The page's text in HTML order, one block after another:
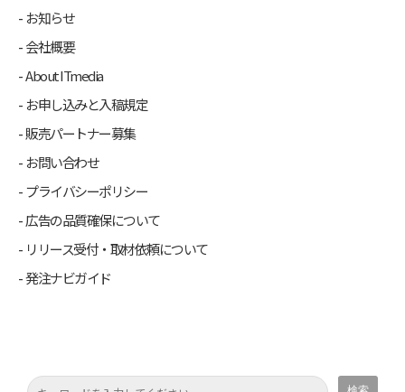
お知らせ
会社概要
About ITmedia
お申し込みと入稿規定
販売パートナー募集
お問い合わせ
プライバシーポリシー
広告の品質確保について
リリース受付・取材依頼について
発注ナビガイド